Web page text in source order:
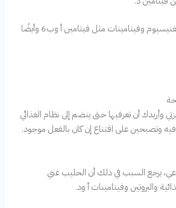
كما أنه غني بالكولين والمغنيسيوم وفيتامينات مثل فيتامين أ وب6 وأيضًا
وأريدك أن تعرفيها حتى ينضم إلى نظام الغذائي
وتصبحين على اقتناع إن كان بالفعل موجود.
يرجع السبب في ذلك أن الحليب غني
والبروتين وفيتامينات أ ود.